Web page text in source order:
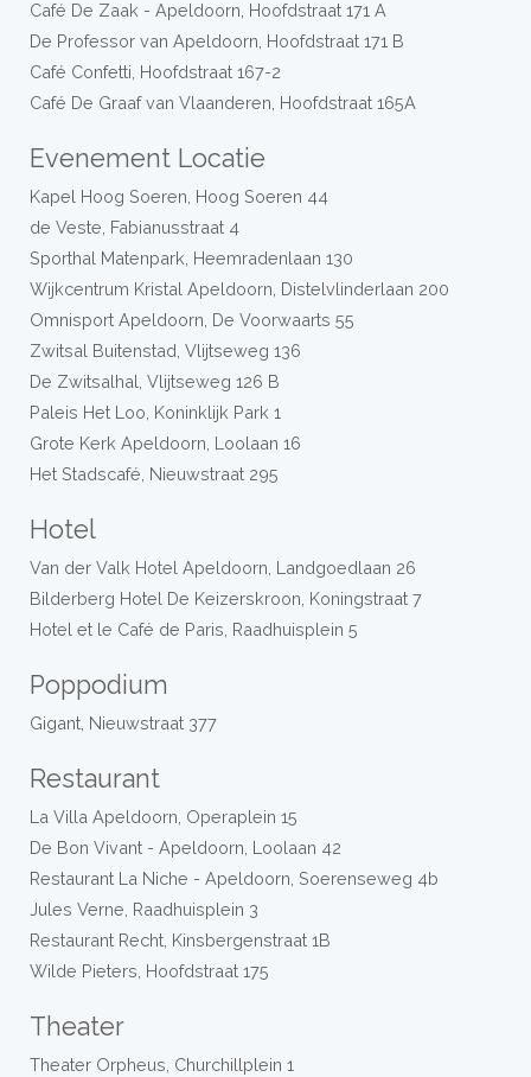
Café De Zaak - Apeldoorn, Hoofdstraat 171 A
De Professor van Apeldoorn, Hoofdstraat 171 B
Café Confetti, Hoofdstraat 167-2
Café De Graaf van Vlaanderen, Hoofdstraat 165A
Evenement Locatie
Kapel Hoog Soeren, Hoog Soeren 44
de Veste, Fabianusstraat 4
Sporthal Matenpark, Heemradenlaan 130
Wijkcentrum Kristal Apeldoorn, Distelvlinderlaan 200
Omnisport Apeldoorn, De Voorwaarts 55
Zwitsal Buitenstad, Vlijtseweg 136
De Zwitsalhal, Vlijtseweg 126 B
Paleis Het Loo, Koninklijk Park 1
Grote Kerk Apeldoorn, Loolaan 16
Het Stadscafé, Nieuwstraat 295
Hotel
Van der Valk Hotel Apeldoorn, Landgoedlaan 26
Bilderberg Hotel De Keizerskroon, Koningstraat 7
Hotel et le Café de Paris, Raadhuisplein 5
Poppodium
Gigant, Nieuwstraat 377
Restaurant
La Villa Apeldoorn, Operaplein 15
De Bon Vivant - Apeldoorn, Loolaan 42
Restaurant La Niche - Apeldoorn, Soerenseweg 4b
Jules Verne, Raadhuisplein 3
Restaurant Recht, Kinsbergenstraat 1B
Wilde Pieters, Hoofdstraat 175
Theater
Theater Orpheus, Churchillplein 1